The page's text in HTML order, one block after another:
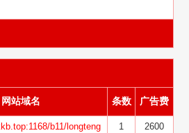
网站域名 条数 广告费
b11/longteng 1 2600